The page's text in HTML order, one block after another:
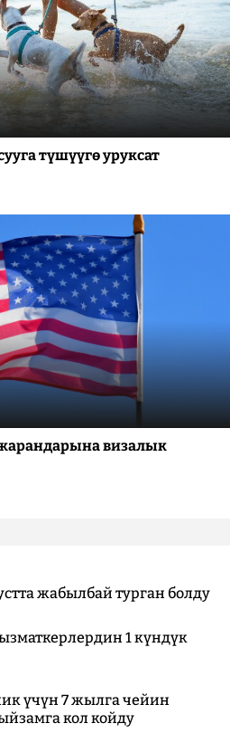
түшүүгө уруксат
визалык
жабылбай турган болду
1 күндүк
үчүн 7 жылга чейин
кол койду